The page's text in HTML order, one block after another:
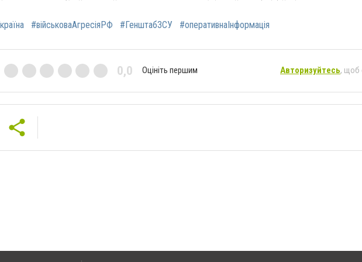
#військоваАгресіяРФ #ГенштабЗСУ #оперативнаІнформація
0,0 Оцініть першим Авторизуйтесь, щоб